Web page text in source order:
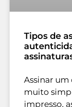
Tipos de
Assinar
muito
impresso,